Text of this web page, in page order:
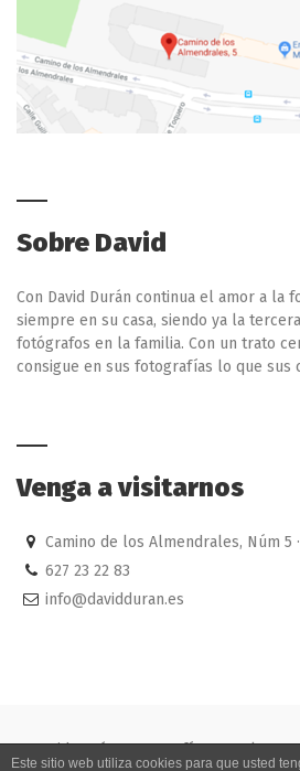
Sobre David
Con David Durán continua el amor a la
siempre en su casa, siendo ya la
fotógrafos en la familia. Con un trato
consigue en sus fotografías lo que sus
Venga a visitarnos
Camino de los Almendrales, Núm 5
627 23 22 83
info@davidduran.es
David Durán · Fotografía natural
Este sitio web utiliza cookies para que usted